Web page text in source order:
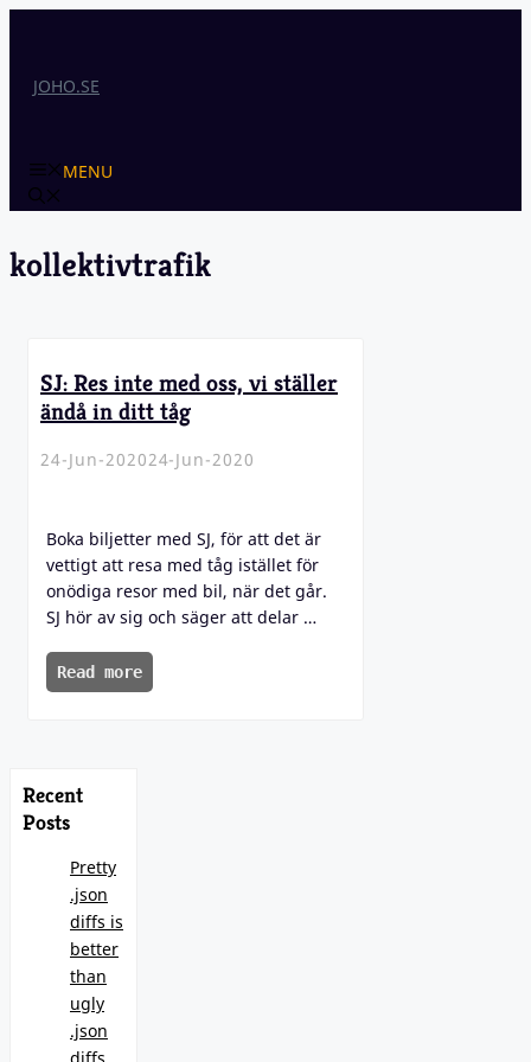
JOHO.SE
MENU
kollektivtrafik
SJ: Res inte med oss, vi ställer
ändå in ditt tåg
24-Jun-202024-Jun-2020
Boka biljetter med SJ, för att det är
vettigt att resa med tåg istället för
onödiga resor med bil, när det går.
SJ hör av sig och säger att delar …
Read more
Recent
Posts
Pretty
.json
diffs is
better
than
ugly
.json